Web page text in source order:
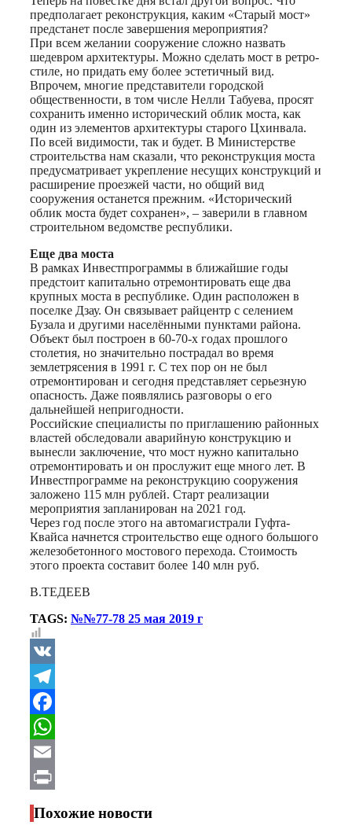
предполагает реконструкция, каким «Старый мост»
предстанет после завершения мероприятия?
При всем желании сооружение сложно назвать
шедевром архитектуры. Можно сделать мост в ретро-
стиле, но придать ему более эстетичный вид.
Впрочем, многие представители городской
общественности, в том числе Нелли Табуева, просят
сохранить именно исторический облик моста, как
один из элементов архитектуры старого Цхинвала.
По всей видимости, так и будет. В Министерстве
строительства нам сказали, что реконструкция моста
предусматривает укрепление несущих конструкций и
расширение проезжей части, но общий вид
сооружения останется прежним. «Исторический
облик моста будет сохранен», – заверили в главном
строительном ведомстве республики.
Еще два моста
В рамках Инвестпрограммы в ближайшие годы
предстоит капитально отремонтировать еще два
крупных моста в республике. Один расположен в
поселке Дзау. Он связывает райцентр с селением
Бузала и другими населёнными пунктами района.
Объект был построен в 60-70-х годах прошлого
столетия, но значительно пострадал во время
землетрясения в 1991 г. С тех пор он не был
отремонтирован и сегодня представляет серьезную
опасность. Даже появлялись разговоры о его
дальнейшей непригодности.
Российские специалисты по приглашению районных
властей обследовали аварийную конструкцию и
вынесли заключение, что мост нужно капитально
отремонтировать и он прослужит еще много лет. В
Инвестпрограмме на реконструкцию сооружения
заложено 115 млн рублей. Старт реализации
мероприятия запланирован на 2021 год.
Через год после этого на автомагистрали Гуфта-
Квайса начнется строительство еще одного большого
железобетонного мостового перехода. Стоимость
этого проекта составит более 140 млн руб.
В.ТЕДЕЕВ
TAGS: №№77-78 25 мая 2019 г
VK
Telegram
Facebook
WhatsApp
Email
Print
Похожие новости